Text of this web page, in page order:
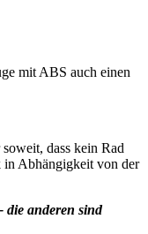
mit ABS auch einen
dass kein Rad
in Abhängigkeit von der
die anderen sind